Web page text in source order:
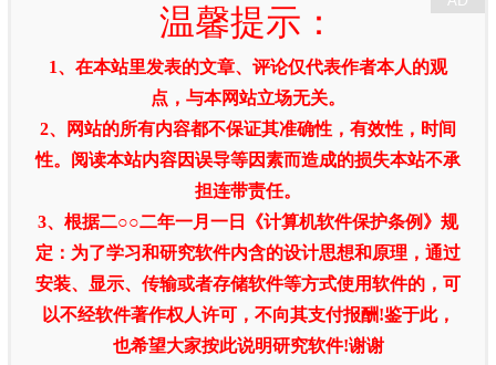
温馨提示：
1、在本站里发表的文章、评论仅代表作者本人的观
点，与本网站立场无关。
2、网站的所有内容都不保证其准确性，有效性，时间
性。阅读本站内容因误导等因素而造成的损失本站不承
担连带责任。
3、根据二○○二年一月一日《计算机软件保护条例》规
定：为了学习和研究软件内含的设计思想和原理，通过
安装、显示、传输或者存储软件等方式使用软件的，可
以不经软件著作权人许可，不向其支付报酬!鉴于此，
也希望大家按此说明研究软件!谢谢